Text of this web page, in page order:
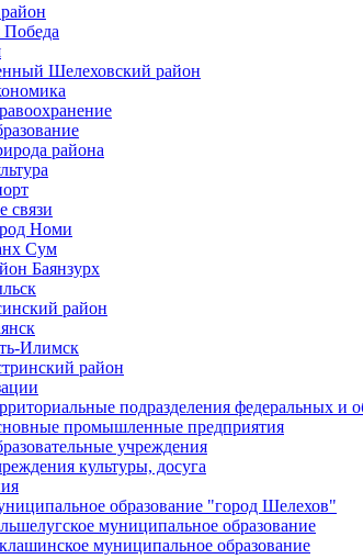
Победа
Шелеховский район
района
связи
Номи
Сум
Баянзурх
район
Илимск
район
подразделения федеральных и
промышленные предприятия
учреждения
культуры, досуга
образование "город Шелехов"
муниципальное образование
муниципальное образование